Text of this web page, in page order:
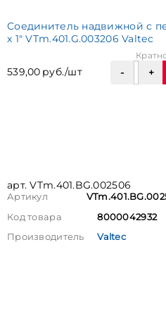
Соединитель надвижной с
х 1" VTm.401.G.003206 Valtec
539,00 руб./шт
арт. VTm.401.BG.002506
Артикул
Код товара
8000042932
Производитель
Valtec